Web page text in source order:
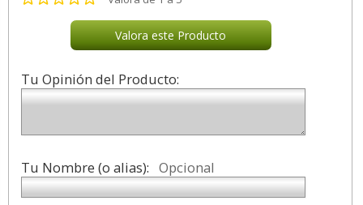
Valora este Producto
Tu Opinión del Producto:
Tu Nombre (o alias): Opcional